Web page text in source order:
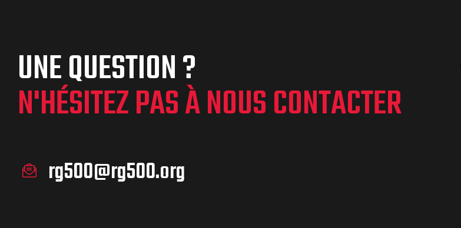
UNE QUESTION ?
N'HÉSITEZ PAS À NOUS CONTACTER
rg500@rg500.org